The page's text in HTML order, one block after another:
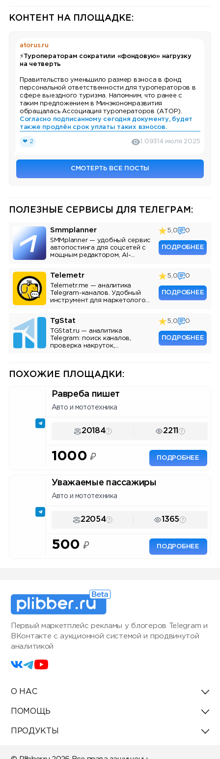
КОНТЕНТ НА ПЛОЩАДКЕ:
atorus.ru
⚡️Туроператорам сократили «фондовую» нагрузку
на четверть
Правительство уменьшило размер взноса в фонд
персональной ответственности для туроператоров в
сфере выездного туризма. Напомним, что ранее с
таким предложением в Минэкономразвития
обращалась Ассоциация туроператоров (АТОР).
Согласно подписанному сегодня документу, будет
также продлён срок уплаты таких взносов.
❤ 2 1 09314 июля 2025
СМОТЕРТЬ ВСЕ ПОСТЫ
ПОЛЕЗНЫЕ СЕРВИСЫ ДЛЯ ТЕЛЕГРАМ:
Smmplanner
SMMplanner — удобный сервис
автопостинга для соцсетей с
мощным редактором, AI-
5,0 0
ПОДРОБНЕЕ
Telemetr
Telemetr.me — аналитика
Telegram-каналов. Удобный
инструмент для маркетологов,
5,0 0
ПОДРОБНЕЕ
TgStat
TGStat.ru — аналитика
Telegram: поиск каналов,
проверка накруток,
5,0 0
ПОДРОБНЕЕ
ПОХОЖИЕ ПЛОЩАДКИ:
Равреба пишет
Авто и мототехника
20184 2211
1000 ₽ ПОДРОБНЕЕ
Уважаемые пассажиры
Авто и мототехника
22054 1365
500 ₽ ПОДРОБНЕЕ
Первый маркетплейс рекламы у блогеров Telegram и
ВКонтакте с аукционной системой и продвинутой
аналитикой
О НАС
ПОМОЩЬ
ПРОДУКТЫ